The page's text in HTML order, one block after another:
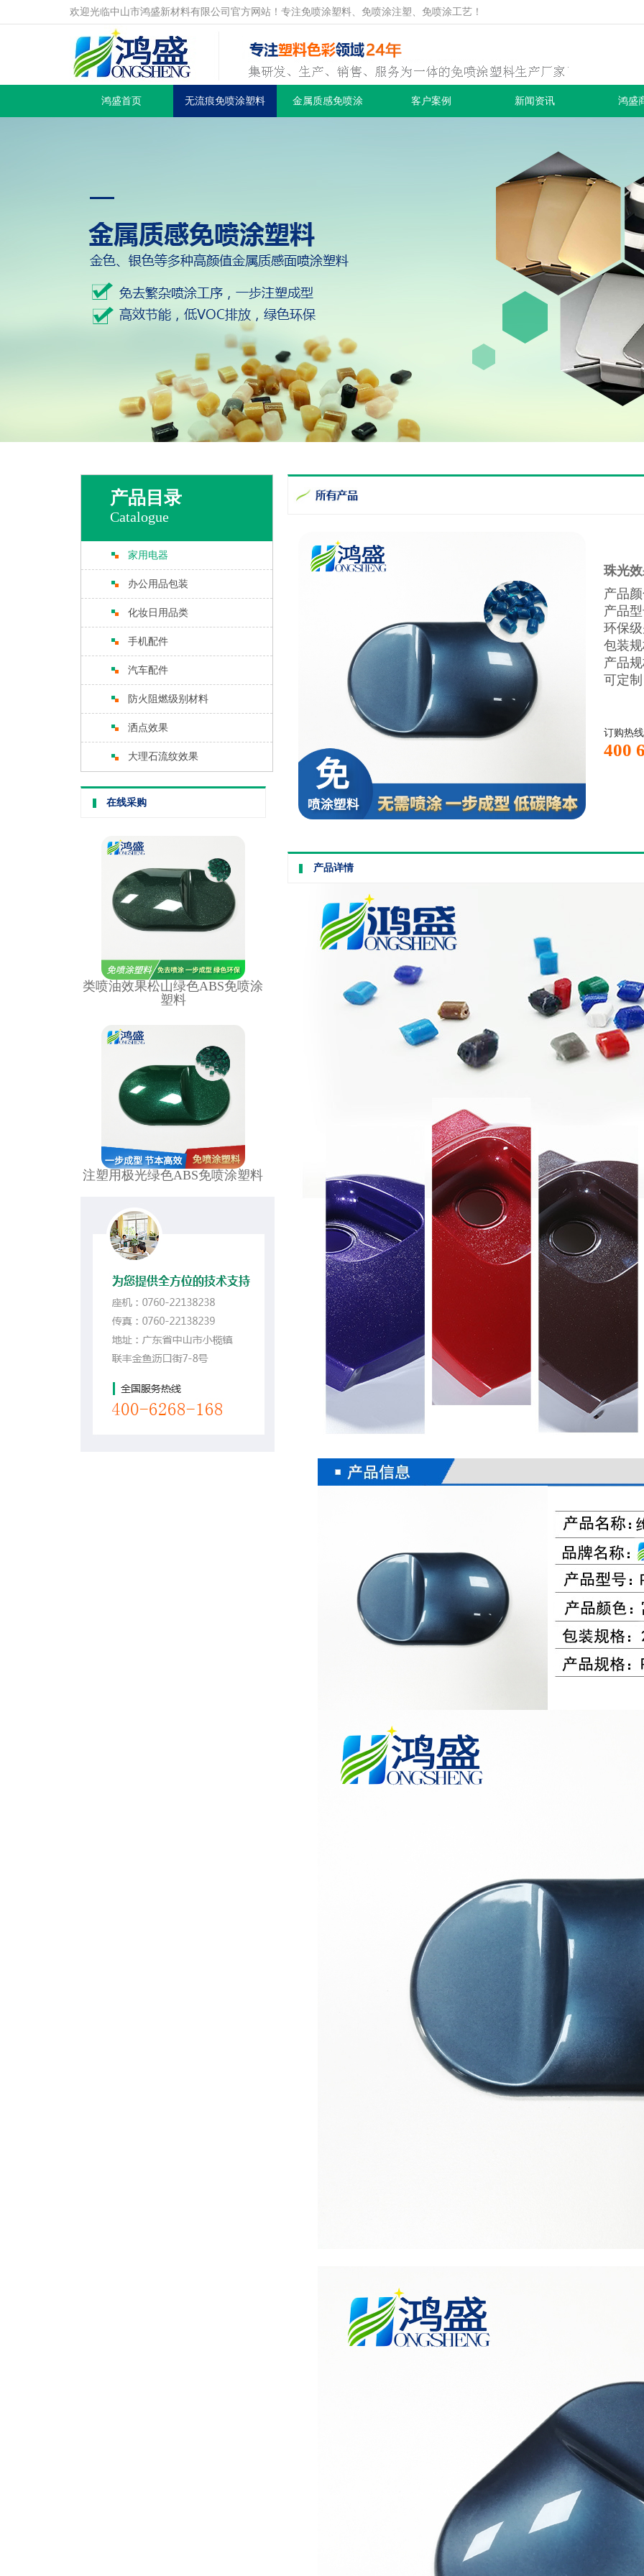
欢迎光临中山市鸿盛新材料有限公司官方网站！专注免喷涂塑料、免喷涂注塑、免喷涂工艺！
鸿盛首页 无流痕免喷涂塑料 金属质感免喷涂 客户案例 新闻资讯 鸿盛
产品目录
Catalogue
家用电器
办公用品包装
化妆日用品类
手机配件
汽车配件
防火阻燃级别材料
洒点效果
大理石流纹效果
在线采购
类喷油效果松山绿色ABS免喷涂
塑料
注塑用极光绿色ABS免喷涂塑料
珠光
产品
产品
环保
包装
产品
可定
订购热
400
产品详情